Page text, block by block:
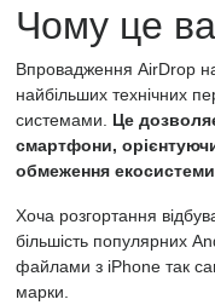
Чому це
Впровадження AirDrop
найбільших технічних
системами.
Це
смартфони,
обмеження екосистеми
Хоча розгортання
більшість популярних
файлами з iPhone так
марки.